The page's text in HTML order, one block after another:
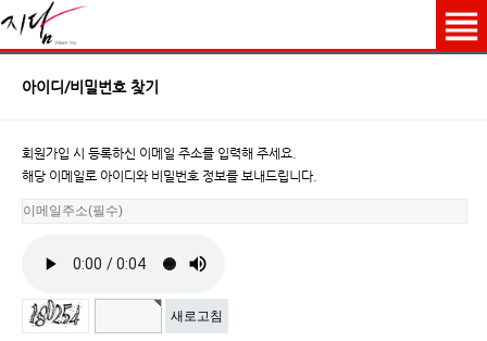
아이디/비밀번호 찾기
회원가입 시 등록하신 이메일 주소를 입력해 주세요.
해당 이메일로 아이디와 비밀번호 정보를 보내드립니다.
새로고침